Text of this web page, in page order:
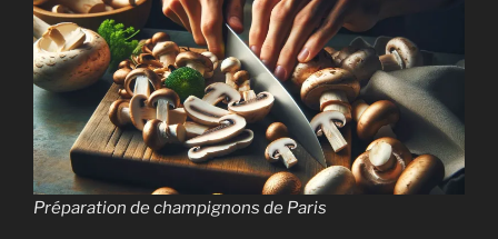
Préparation de champignons de Paris